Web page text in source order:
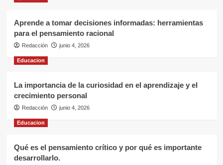
Aprende a tomar decisiones informadas: herramientas
para el pensamiento racional
Redacción junio 4, 2026
Educacion
La importancia de la curiosidad en el aprendizaje y el
crecimiento personal
Redacción junio 4, 2026
Educacion
Qué es el pensamiento crítico y por qué es importante
desarrollarlo.